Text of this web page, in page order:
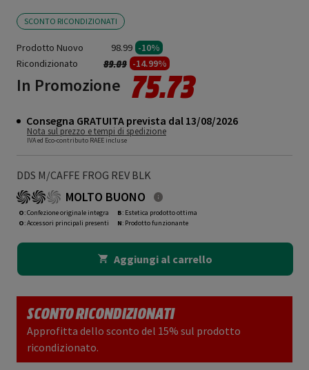
SCONTO RICONDIZIONATI
Prodotto Nuovo 98.99 -10%
Ricondizionato
Prezzo ridotto da
89.09a -14.99%
In Promozione 75.73
Consegna GRATUITA prevista dal 13/08/2026
Nota sul prezzo e tempi di spedizione
IVA ed Eco-contributo RAEE incluse
DDS M/CAFFE FROG REV BLK
MOLTO BUONO
O: Confezione originale integra
O: Accessori principali presenti
B: Estetica prodotto ottima
N: Prodotto funzionante
Aggiungi al carrello
SCONTO RICONDIZIONATI
Approfitta dello sconto del 15% sul prodotto
ricondizionato.